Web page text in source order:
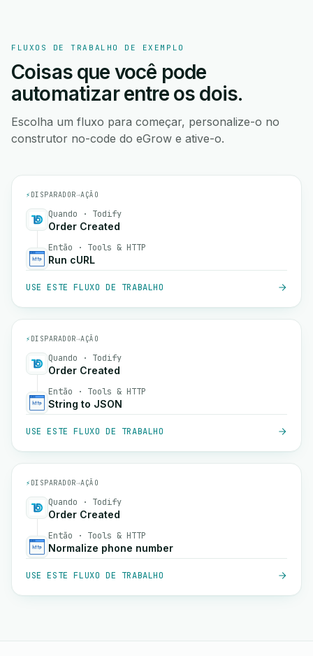
FLUXOS DE TRABALHO DE EXEMPLO
Coisas que você pode
automatizar entre os dois.
Escolha um fluxo para começar, personalize-o no
construtor no-code do eGrow e ative-o.
⚡ DISPARADOR→AÇÃO
Quando · Todify
Order Created
Então · Tools & HTTP
Run cURL
USE ESTE FLUXO DE TRABALHO
⚡ DISPARADOR→AÇÃO
Quando · Todify
Order Created
Então · Tools & HTTP
String to JSON
USE ESTE FLUXO DE TRABALHO
⚡ DISPARADOR→AÇÃO
Quando · Todify
Order Created
Então · Tools & HTTP
Normalize phone number
USE ESTE FLUXO DE TRABALHO